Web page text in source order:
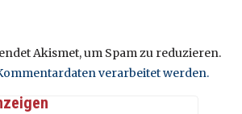
Akismet, um Spam zu reduzieren.
verarbeitet werden.